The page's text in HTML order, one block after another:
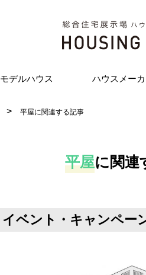
モデルハウス ハウスメー
平屋に関連する記事
平屋に関連
イベント・キャンペー